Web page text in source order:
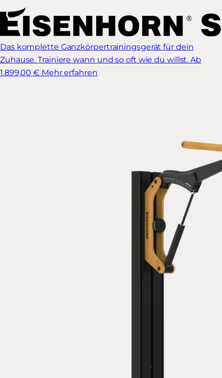
Das komplette Ganzkörpertrainingsgerät für dein
Zuhause. Trainiere wann und so oft wie du willst. Ab
1.899,00 € Mehr erfahren